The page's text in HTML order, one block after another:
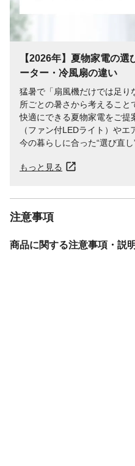
【2026年】夏物家電の
ーター・冷風扇の違い
猛暑で「扇風機だけでは足り
所ごとの暑さから考えること
快適にできる夏物家電をご提
（ファン付LEDライト）やエ
今の暮らしに合った“選び直し
もっと見る
注意事項
商品に関する注意事項・説